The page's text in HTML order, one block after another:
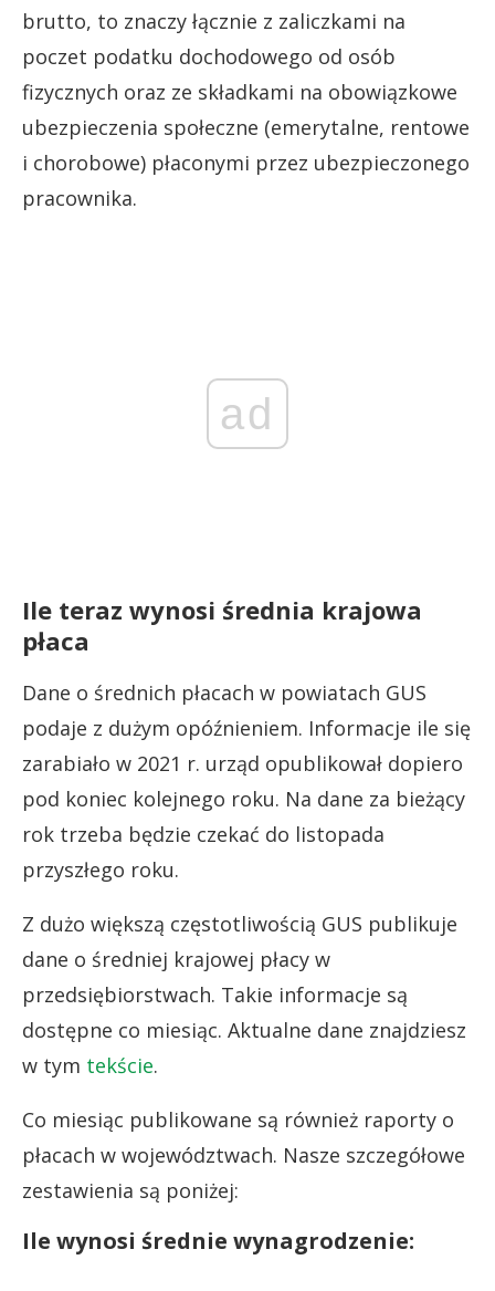
brutto, to znaczy łącznie z zaliczkami na
poczet podatku dochodowego od osób
fizycznych oraz ze składkami na obowiązkowe
ubezpieczenia społeczne (emerytalne, rentowe
i chorobowe) płaconymi przez ubezpieczonego
pracownika.
ad
Ile teraz wynosi średnia krajowa
płaca
Dane o średnich płacach w powiatach GUS
podaje z dużym opóźnieniem. Informacje ile się
zarabiało w 2021 r. urząd opublikował dopiero
pod koniec kolejnego roku. Na dane za bieżący
rok trzeba będzie czekać do listopada
przyszłego roku.
Z dużo większą częstotliwością GUS publikuje
dane o średniej krajowej płacy w
przedsiębiorstwach. Takie informacje są
dostępne co miesiąc. Aktualne dane znajdziesz
w tym tekście.
Co miesiąc publikowane są również raporty o
płacach w województwach. Nasze szczegółowe
zestawienia są poniżej:
Ile wynosi średnie wynagrodzenie: